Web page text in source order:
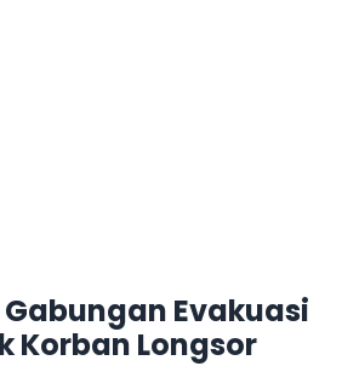
Gabungan Evakuasi
Korban Longsor